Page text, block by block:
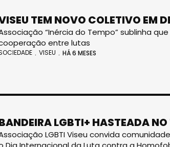
TEM NOVO COLETIVO EM
“Inércia do Tempo” sublinha
entre lutas
VISEU HÁ 6 MESES
LGBTI+ HASTEADA
LGBTI Viseu convida